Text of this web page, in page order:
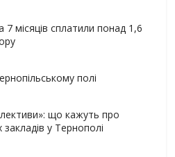
місяців сплатили понад 1,6
полі
що кажуть про
у Тернополі